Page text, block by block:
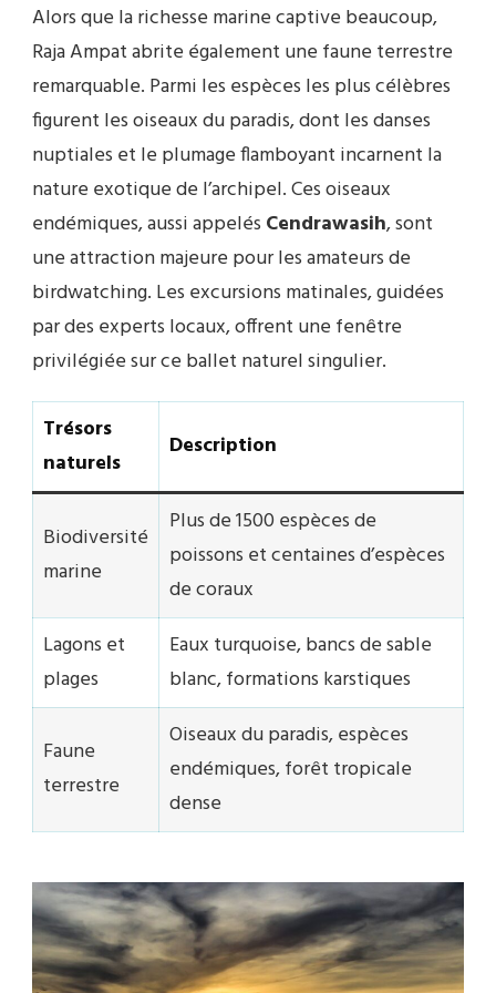
Alors que la richesse marine captive beaucoup,
Raja Ampat abrite également une faune terrestre
remarquable. Parmi les espèces les plus célèbres
figurent les oiseaux du paradis, dont les danses
nuptiales et le plumage flamboyant incarnent la
nature exotique de l’archipel. Ces oiseaux
endémiques, aussi appelés Cendrawasih, sont
une attraction majeure pour les amateurs de
birdwatching. Les excursions matinales, guidées
par des experts locaux, offrent une fenêtre
privilégiée sur ce ballet naturel singulier.
Trésors
naturels
Description
Biodiversité
marine
Plus de 1500 espèces de
poissons et centaines d’espèces
de coraux
Lagons et
plages
Eaux turquoise, bancs de sable
blanc, formations karstiques
Faune
terrestre
Oiseaux du paradis, espèces
endémiques, forêt tropicale
dense